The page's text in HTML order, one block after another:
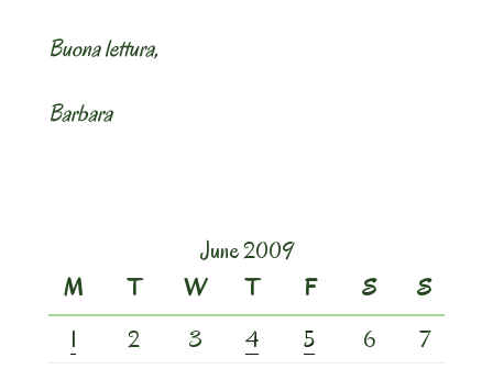
Buona lettura,
Barbara
June 2009
M
T W T F S
S
1
2 3 4 5 6
7